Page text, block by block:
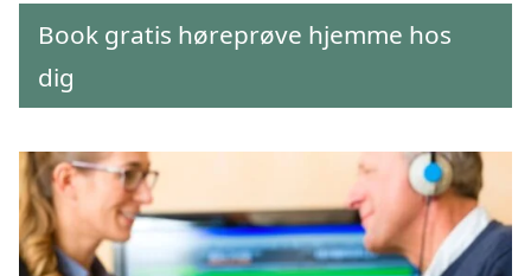
Book gratis høreprøve hjemme hos
dig